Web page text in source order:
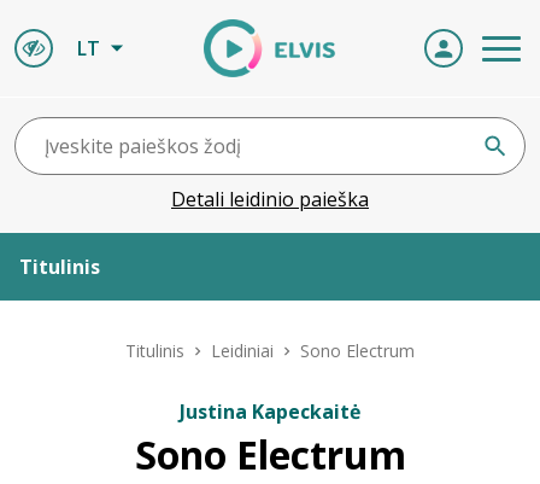
LT
Detali leidinio paieška
Titulinis
ELVIS atvyksta
Titulinis Leidiniai Sono Electrum
Justina Kapeckaitė
Sono Electrum